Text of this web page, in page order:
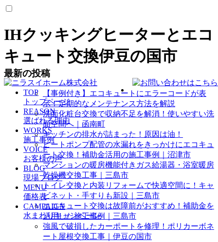
IHクッキングヒーターとエコ
キュート交換伊豆の国市
TOP
トップページ
REASON
選ばれる理由
WORKS
施工事例
VOICE
お客様の声
BLOG
現場ブログ
MENU
価格表
CAMPAIGN
水まわりキャンペーン
最新の投稿
【事例付き】エコキュートにエラーコードが表
示！定期的なメンテナンス方法を解説
洗面化粧台交換で収納不足を解消！使いやすい洗
面空間へ｜函南町
キッチンの排水が詰まった！原因は油！
ヒートポンプ配管の水漏れをきっかけにエコキュ
ート交換！補助金活用の施工事例｜沼津市
マンションの暖房機能付きガス給湯器・浴室暖房
乾燥機交換工事｜三島市
トイレ交換と内装リフォームで快適空間に！キャ
ビネット・手すりも新設｜三島市
エコキュート交換は故障前がおすすめ！補助金を
活用した施工事例｜三島市
強風で破損したカーポートを修理！ポリカーボネ
ート屋根交換工事｜伊豆の国市